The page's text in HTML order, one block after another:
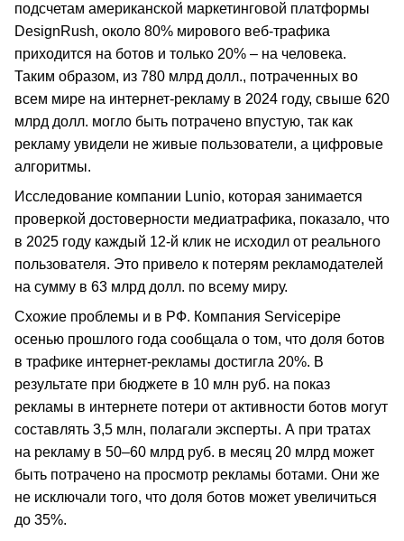
подсчетам американской маркетинговой платформы
DesignRush, около 80% мирового веб-трафика
приходится на ботов и только 20% – на человека.
Таким образом, из 780 млрд долл., потраченных во
всем мире на интернет-рекламу в 2024 году, свыше 620
млрд долл. могло быть потрачено впустую, так как
рекламу увидели не живые пользователи, а цифровые
алгоритмы.
Исследование компании Lunio, которая занимается
проверкой достоверности медиатрафика, показало, что
в 2025 году каждый 12-й клик не исходил от реального
пользователя. Это привело к потерям рекламодателей
на сумму в 63 млрд долл. по всему миру.
Схожие проблемы и в РФ. Компания Servicepipe
осенью прошлого года сообщала о том, что доля ботов
в трафике интернет-рекламы достигла 20%. В
результате при бюджете в 10 млн руб. на показ
рекламы в интернете потери от активности ботов могут
составлять 3,5 млн, полагали эксперты. А при тратах
на рекламу в 50–60 млрд руб. в месяц 20 млрд может
быть потрачено на просмотр рекламы ботами. Они же
не исключали того, что доля ботов может увеличиться
до 35%.